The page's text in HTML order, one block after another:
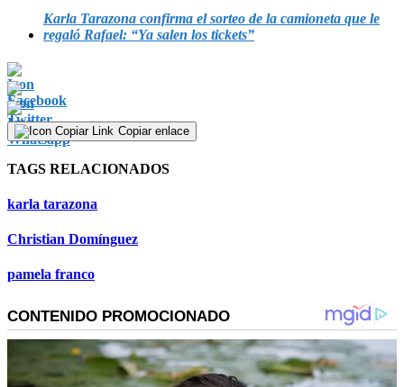
Karla Tarazona confirma el sorteo de la camioneta que le
regaló Rafael: “Ya salen los tickets”
Copiar enlace
TAGS RELACIONADOS
karla tarazona
Christian Domínguez
pamela franco